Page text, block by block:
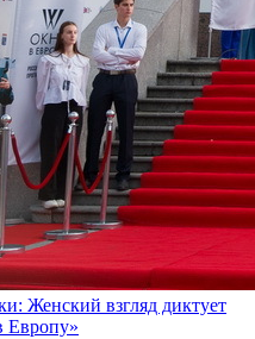
Женский взгляд диктует
Европу»